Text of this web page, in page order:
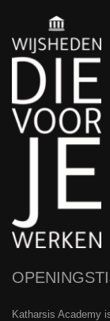
Katharsis Academy